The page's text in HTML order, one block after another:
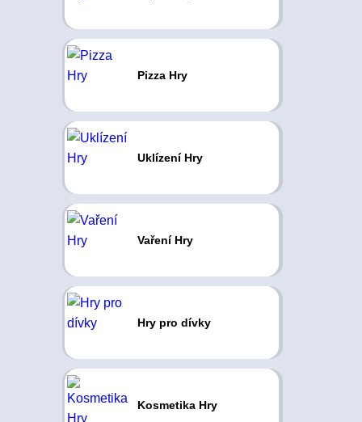
Pizza Hry
Uklízení Hry
Vaření Hry
Hry pro dívky
Kosmetika Hry